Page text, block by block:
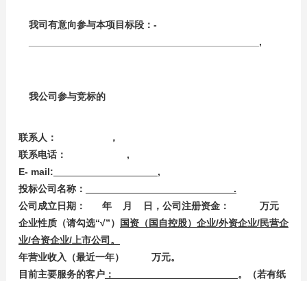
我司有意向参与本项目标段：­
我公司参与竞标的
联系人： ，
联系电话： ,
E- mail: ,
投标公司名称：
.
公司成立日期： 年 月 日，公司注册资金： 万元
企业性质（请勾选“√”）
国资（国自控股）企业/外资企业/民营企
业/合资企业/上市公司。
年营业收入（最近一年） 万元。
目前主要服务的客户： 。（若有纸